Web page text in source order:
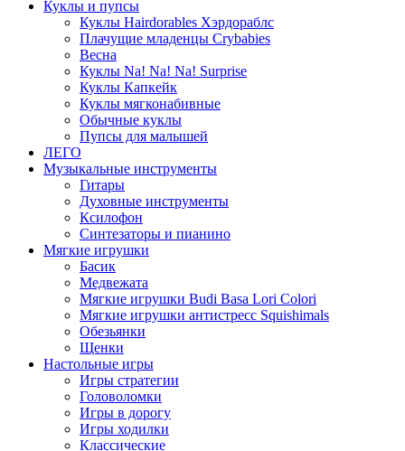
Куклы и пупсы
Куклы Hairdorables Хэрдораблс
Плачущие младенцы Crybabies
Весна
Куклы Na! Na! Na! Surprise
Куклы Капкейк
Куклы мягконабивные
Обычные куклы
Пупсы для малышей
ЛЕГО
Музыкальные инструменты
Гитары
Духовные инструменты
Ксилофон
Синтезаторы и пианино
Мягкие игрушки
Басик
Медвежата
Мягкие игрушки Budi Basa Lori Colori
Мягкие игрушки антистресс Squishimals
Обезьянки
Щенки
Настольные игры
Игры стратегии
Головоломки
Игры в дорогу
Игры ходилки
Классические